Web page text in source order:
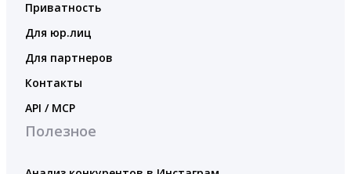
Приватность
Для юр.лиц
Для партнеров
Контакты
API / MCP
Полезное